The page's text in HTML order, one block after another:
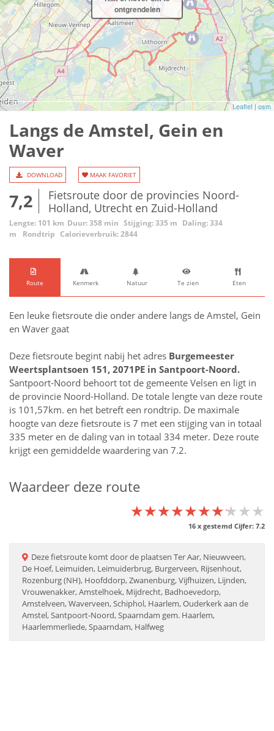
Leaflet | osm
ontgrendelen
Langs de Amstel, Gein en
Waver
DOWNLOAD MAAK FAVORIET
7,2
Fietsroute door de provincies Noord-
Holland, Utrecht en Zuid-Holland
Lengte: 101 km Duur: 358 min Stijging: 335 m Daling: 334
m
Rondtrip Calorieverbruik: 2844
Route Kenmerk Natuur Te zien Eten
Een leuke fietsroute die onder andere langs de Amstel, Gein
en Waver gaat
Deze fietsroute begint nabij het adres Burgemeester
Weertsplantsoen 151, 2071PE in Santpoort-Noord.
Santpoort-Noord behoort tot de gemeente Velsen en ligt in
de provincie Noord-Holland. De totale lengte van deze route
is 101,57km. en het betreft een rondtrip. De maximale
hoogte van deze fietsroute is 7 met een stijging van in totaal
335 meter en de daling van in totaal 334 meter. Deze route
krijgt een gemiddelde waardering van 7.2.
Waardeer deze route
★★★★★★★★★★
★★★★★★★★★★
★★★★★★★★★★
16 x gestemd Cijfer: 7.2
Dezefietsroute komt door de plaatsen Ter Aar, Nieuwveen,
De Hoef, Leimuiden, Leimuiderbrug, Burgerveen, Rijsenhout,
Rozenburg (NH), Hoofddorp, Zwanenburg, Vijfhuizen, Lijnden,
Vrouwenakker, Amstelhoek, Mijdrecht, Badhoevedorp,
Amstelveen, Waverveen, Schiphol, Haarlem, Ouderkerk aan de
Amstel, Santpoort-Noord, Spaarndam gem. Haarlem,
Haarlemmerliede, Spaarndam, Halfweg